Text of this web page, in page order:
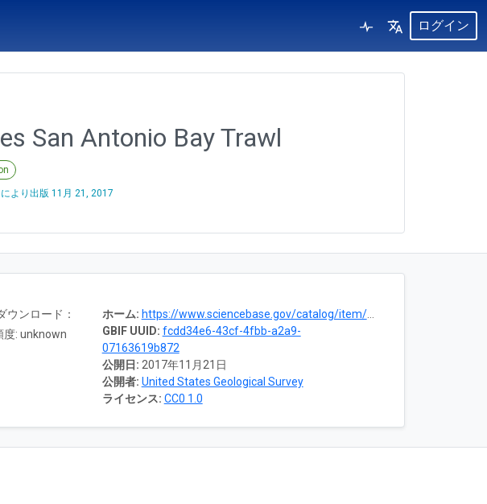
ログイン
San Antonio Bay Trawl
より出版 11月 21, 2017
ホーム: https://www.sciencebase.gov/catalog/item/53a4a4fce4b0cbf536079080
GBIF UUID: fcdd34e6-43cf-4fbb-a2a9-
07163619b872
公開日: 2017年11月21日
公開者: United States Geological Survey
ライセンス: CC0 1.0
ウンロード：
度: unknown